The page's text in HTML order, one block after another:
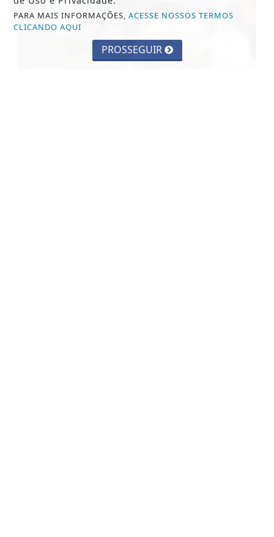
PARA MAIS INFORMAÇÕES,ACESSE NOSSOS TERMOS
CLICANDO AQUI
PROSSEGUIR